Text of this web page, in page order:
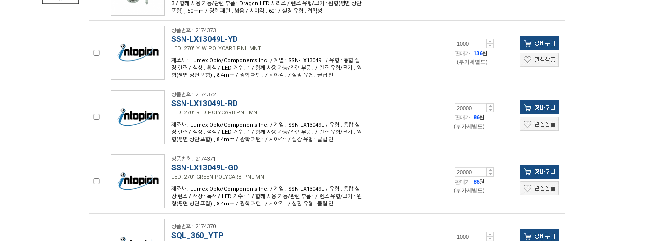
3 / 함께 사용 가능/관련 부품 : Dragon LED 시리즈 / 렌즈 유형/크기 : 원형(평면 상단
포함) , 50mm / 광학 패턴 : 넓음 / 시야각 : 60° / 실장 유형 : 접착성
상품번호 : 2174373
SSN-LX13049L-YD
LED .270" YLW POLYCARB PNL MNT
제조사 : Lumex Opto/Components Inc. / 계열 : SSN-LX13049L / 유형 : 통합 실
장 렌즈 / 색상 : 황색 / LED 개수 : 1 / 함께 사용 가능/관련 부품 : / 렌즈 유형/크기 : 원
형(평면 상단 포함) , 8.4mm / 광학 패턴 : / 시야각 : / 실장 유형 : 클립 인
판매가 136원
(부가세별도)
상품번호 : 2174372
SSN-LX13049L-RD
LED .270" RED POLYCARB PNL MNT
제조사 : Lumex Opto/Components Inc. / 계열 : SSN-LX13049L / 유형 : 통합 실
장 렌즈 / 색상 : 적색 / LED 개수 : 1 / 함께 사용 가능/관련 부품 : / 렌즈 유형/크기 : 원
형(평면 상단 포함) , 8.4mm / 광학 패턴 : / 시야각 : / 실장 유형 : 클립 인
판매가 86원
(부가세별도)
상품번호 : 2174371
SSN-LX13049L-GD
LED .270" GREEN POLYCARB PNL MNT
제조사 : Lumex Opto/Components Inc. / 계열 : SSN-LX13049L / 유형 : 통합 실
장 렌즈 / 색상 : 녹색 / LED 개수 : 1 / 함께 사용 가능/관련 부품 : / 렌즈 유형/크기 : 원
형(평면 상단 포함) , 8.4mm / 광학 패턴 : / 시야각 : / 실장 유형 : 클립 인
판매가 86원
(부가세별도)
상품번호 : 2174370
SQL_360_YTP